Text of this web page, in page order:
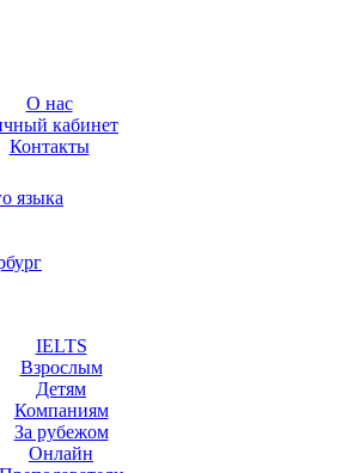
О нас
кабинет
Контакты
IELTS
Взрослым
Детям
Компаниям
За рубежом
Онлайн